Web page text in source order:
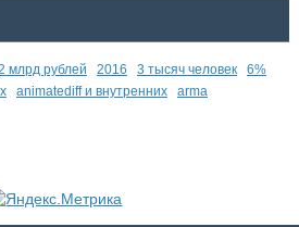
млрд рублей 2016 3 тысяч человек
6%
animatediff и внутренних arma